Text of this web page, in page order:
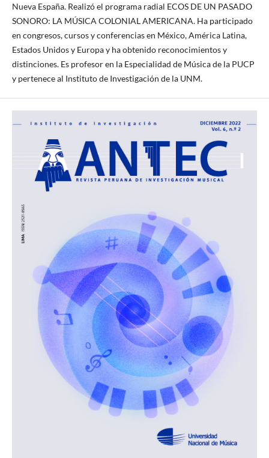
Nueva España. Realizó el programa radial ECOS DE UN PASADO
SONORO: LA MÚSICA COLONIAL AMERICANA. Ha participado
en congresos, cursos y conferencias en México, América Latina,
Estados Unidos y Europa y ha obtenido reconocimientos y
distinciones. Es profesor en la Especialidad de Música de la PUCP
y pertenece al Instituto de Investigación de la UNM.